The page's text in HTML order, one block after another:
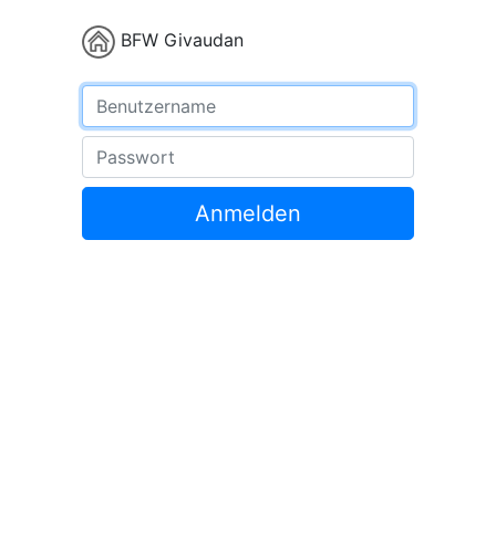
BFW Givaudan
Benutzername
Passwort
Anmelden